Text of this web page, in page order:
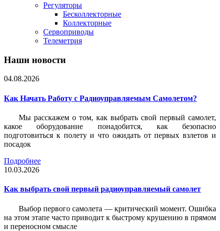
Регуляторы
Бесколлекторные
Коллекторные
Сервоприводы
Телеметрия
Наши новости
04.08.2026
Как Начать Работу с Радиоуправляемым Самолетом?
Мы расскажем о том, как выбрать свой первый самолет,
какое оборудование понадобится, как безопасно
подготовиться к полету и что ожидать от первых взлетов и
посадок
Подробнее
10.03.2026
Как выбрать свой первый радиоуправляемый самолет
Выбор первого самолета — критический момент. Ошибка
на этом этапе часто приводит к быстрому крушению в прямом
и переносном смысле